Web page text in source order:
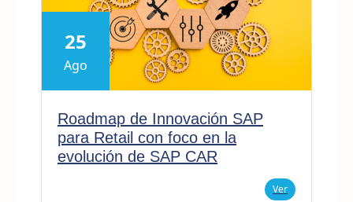
25
Ago
Roadmap de Innovación SAP
para Retail con foco en la
evolución de SAP CAR
Ver